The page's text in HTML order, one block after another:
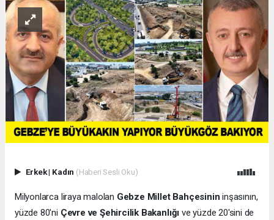
Erkek| Kadın (Haberi Sesli Oku)
Milyonlarca liraya malolan Gebze Millet Bahçesinin inşasının,
yüzde 80'ni Çevre ve Şehircilik Bakanlığı ve yüzde 20'sini de